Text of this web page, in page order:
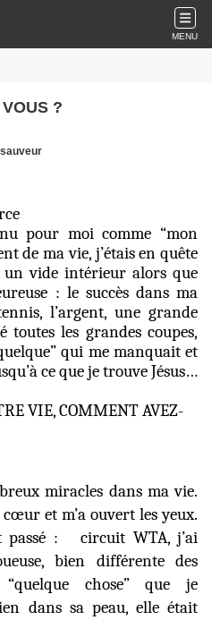
MENU
?
pour moi comme “mon
de ma vie, j’étais en quête
un vide intérieur alors que
: le succès dans ma
l’argent, une grande
toutes les grandes coupes,
qui me manquait et
ce que je trouve Jésus…
VIE, COMMENT AVEZ-
miracles dans ma vie.
et m’a ouvert les yeux.
passé : circuit WTA, j’ai
bien différente des
chose” que je
dans sa peau, elle était